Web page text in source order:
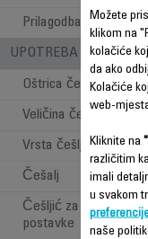
Prilagodba
UPOTREBA - STILOVI
Oštrica češlja za kosu
Veličina češlja za kosu
Vrsta češlja za kosu
Češalj
Češljić za kosu-
postavke
Možete
klikom na
kolačiće
da ako
Kolačiće
web-
Kliknite na
različitim
imali
u svakom
naše